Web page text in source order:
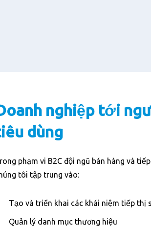
nghiệp tới
dùng
phạm vi B2C đội ngũ bán hàng và
tôi tập trung vào:
Tạo và triển khai các khái niệm tiếp thị
Quản lý danh mục thương hiệu